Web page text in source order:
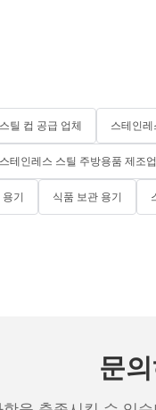
틸 컵 공급 업체 스테인
스테인레스 스틸 주방용품 제조
기 식품 보관 용기
문